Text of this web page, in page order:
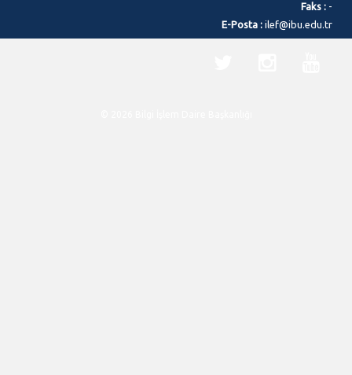
Faks : -
E-Posta : ilef@ibu.edu.tr